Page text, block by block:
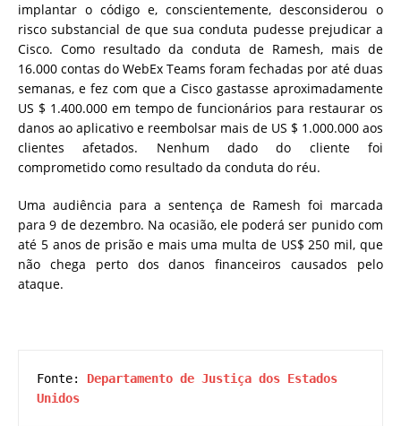
implantar o código e, conscientemente, desconsiderou o
risco substancial de que sua conduta pudesse prejudicar a
Cisco. Como resultado da conduta de Ramesh, mais de
16.000 contas do WebEx Teams foram fechadas por até duas
semanas, e fez com que a Cisco gastasse aproximadamente
US $ 1.400.000 em tempo de funcionários para restaurar os
danos ao aplicativo e reembolsar mais de US $ 1.000.000 aos
clientes afetados. Nenhum dado do cliente foi
comprometido como resultado da conduta do réu.
Uma audiência para a sentença de Ramesh foi marcada
para 9 de dezembro. Na ocasião, ele poderá ser punido com
até 5 anos de prisão e mais uma multa de US$ 250 mil, que
não chega perto dos danos financeiros causados pelo
ataque.
Fonte: Departamento de Justiça dos Estados
Unidos